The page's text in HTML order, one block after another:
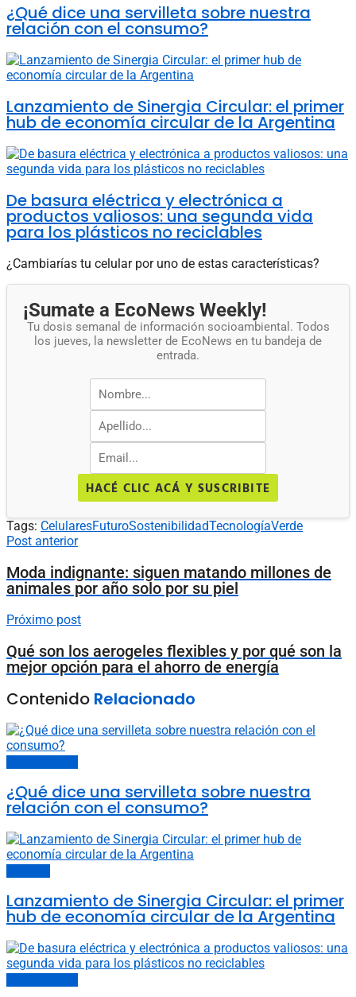
¿Qué dice una servilleta sobre nuestra
relación con el consumo?
Lanzamiento de Sinergia Circular: el primer
hub de economía circular de la Argentina
De basura eléctrica y electrónica a
productos valiosos: una segunda vida
para los plásticos no reciclables
¿Cambiarías tu celular por uno de estas características?
¡Sumate a EcoNews Weekly!
Tu dosis semanal de información socioambiental. Todos
los jueves, la newsletter de EcoNews en tu bandeja de
entrada.
HACÉ CLIC ACÁ Y SUSCRIBITE
Tags: CelularesFuturoSostenibilidadTecnologíaVerde
Post anterior
Moda indignante: siguen matando millones de
animales por año solo por su piel
Próximo post
Qué son los aerogeles flexibles y por qué son la
mejor opción para el ahorro de energía
Contenido Relacionado
¿Qué dice una servilleta sobre nuestra
relación con el consumo?
Lanzamiento de Sinergia Circular: el primer
hub de economía circular de la Argentina